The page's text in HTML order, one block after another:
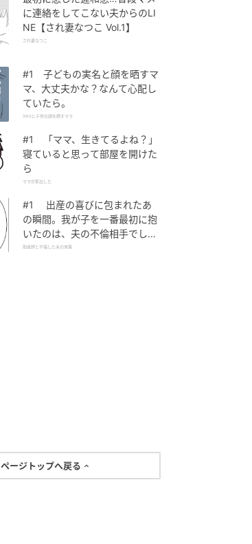
に連絡をしてこない夫からのLI
NE【され妻なつこ Vol.1】
され妻なつこ
#1 子どもの実名と顔を晒すマ
マ、大丈夫かな？なんて心配し
ていたら。
SNSに子供の顔を晒すママ
#1 「ママ、生きてるよね？」
寝ていると思って部屋を開けた
ら
ママが家出した
#1 出産の喜びに包まれたあ
の瞬間。我が子を一番最初に抱
いたのは、夫の不倫相手でし
た。
助産師と不倫した夫の末路
ページトップへ戻る